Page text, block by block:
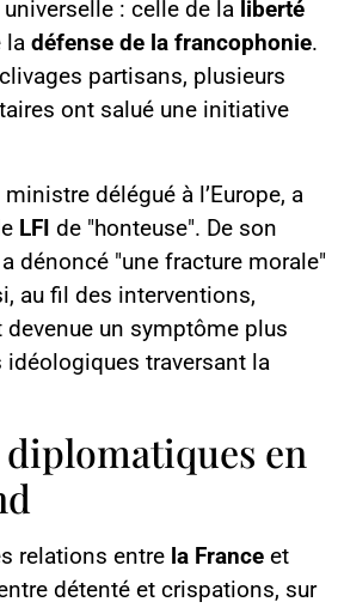
: celle de la liberté
la défense de la francophonie.
partisans, plusieurs
ont salué une initiative
ministre délégué à l’Europe, a
LFI de "honteuse". De son
a dénoncé "une fracture morale"
au fil des interventions,
devenue un symptôme plus
traversant la
en
relations entre la France et
détenté et crispations, sur